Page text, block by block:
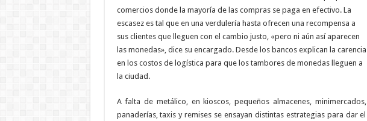
comercios donde la mayoría de las compras se paga en efectivo. La
escasez es tal que en una verdulería hasta ofrecen una recompensa a
sus clientes que lleguen con el cambio justo, «pero ni aún así aparecen
las monedas», dice su encargado. Desde los bancos explican la carencia
en los costos de logística para que los tambores de monedas lleguen a
la ciudad.
A falta de metálico, en kioscos, pequeños almacenes, minimercados,
panaderías, taxis y remises se ensayan distintas estrategias para dar el